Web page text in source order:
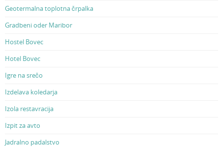
Geotermalna toplotna črpalka
Gradbeni oder Maribor
Hostel Bovec
Hotel Bovec
Igre na srečo
Izdelava koledarja
Izola restavracija
Izpit za avto
Jadralno padalstvo